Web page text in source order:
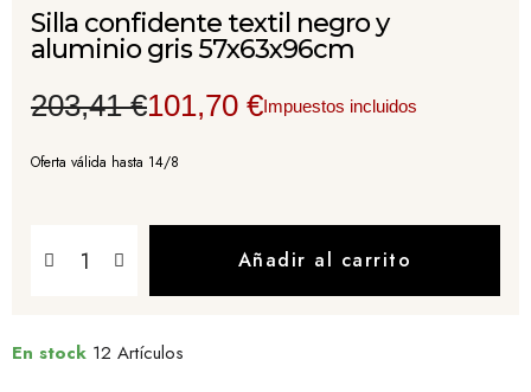
Silla confidente textil negro y
aluminio gris 57x63x96cm
203,41 €101,70 €Impuestos incluidos
Oferta válida hasta 14/8
Añadir al carrito
En stock 12 Artículos